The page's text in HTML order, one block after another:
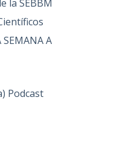
la SEBBM
SEMANA A
Podcast